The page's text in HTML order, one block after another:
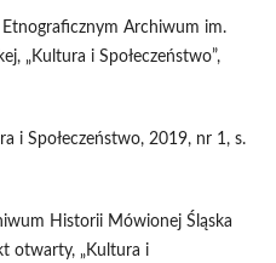
Etnograficznym Archiwum im.
„Kultura i Społeczeństwo”,
i Społeczeństwo, 2019, nr 1, s.
Historii Mówionej Śląska
otwarty, „Kultura i